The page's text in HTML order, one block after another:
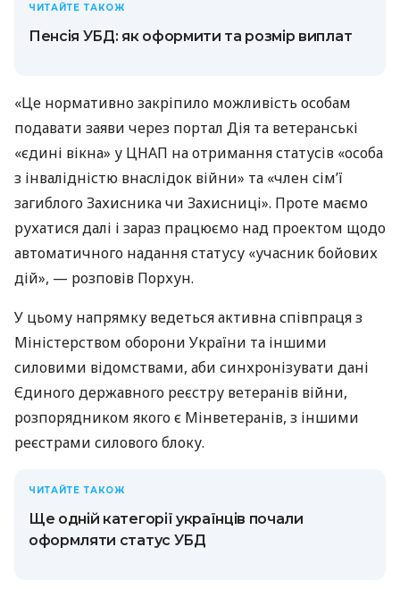
ЧИТАЙТЕ ТАКОЖ
Пенсія УБД: як оформити та розмір виплат
«Це нормативно закріпило можливість особам
подавати заяви через портал Дія та ветеранські
«єдині вікна» у ЦНАП на отримання статусів «особа
з інвалідністю внаслідок війни» та «член сім’ї
загиблого Захисника чи Захисниці». Проте маємо
рухатися далі і зараз працюємо над проектом щодо
автоматичного надання статусу «учасник бойових
дій», — розповів Порхун.
У цьому напрямку ведеться активна співпраця з
Міністерством оборони України та іншими
силовими відомствами, аби синхронізувати дані
Єдиного державного реєстру ветеранів війни,
розпорядником якого є Мінветеранів, з іншими
реєстрами силового блоку.
ЧИТАЙТЕ ТАКОЖ
Ще одній категорії українців почали
оформляти статус УБД